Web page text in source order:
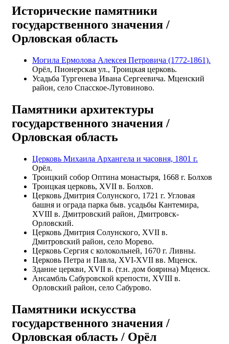
Исторические памятники
государственного значения /
Орловская область
Могила Ермолова Алексея Петровича (1772-1861).
Орёл, Пионерская ул., Троицкая церковь.
Усадьба Тургенева Ивана Сергеевича. Мценский
район, село Спасское-Лутовиново.
Памятники архитектуры
государственного значения /
Орловская область
Церковь Михаила Архангела и часовня, 1801 г.
Орёл.
Троицкий собор Оптина монастыря, 1668 г. Болхов
Троицкая церковь, XVII в. Болхов.
Церковь Дмитрия Солунского, 1721 г. Угловая
башня и ограда парка быв. усадьбы Кантемира,
XVIII в. Дмитровский район, Дмитровск-
Орловский.
Церковь Дмитрия Солунского, XVII в.
Дмитровский район, село Морево.
Церковь Сергия с колокольней, 1670 г. Ливны.
Церковь Петра и Павла, XVI-XVII вв. Мценск.
Здание церкви, XVII в. (т.н. дом боярина) Мценск.
Ансамбль Сабуровской крепости, XVIII в.
Орловский район, село Сабурово.
Памятники искусства
государственного значения /
Орловская область / Орёл